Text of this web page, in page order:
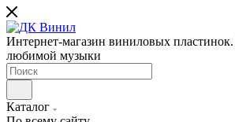
Интернет-магазин виниловых
любимой музыки
Каталог